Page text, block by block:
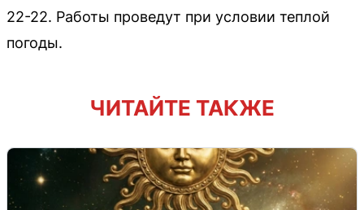
22-22. Работы проведут при условии теплой
погоды.
ЧИТАЙТЕ ТАКЖЕ